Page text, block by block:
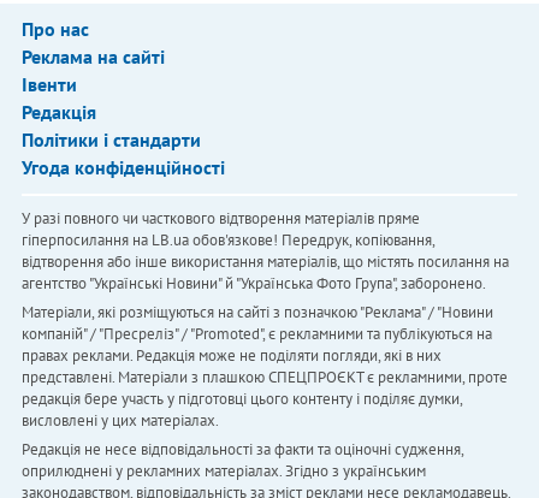
Про нас
Реклама на сайті
Івенти
Редакція
Політики і стандарти
Угода конфіденційності
У разі повного чи часткового відтворення матеріалів пряме
гіперпосилання на LB.ua обов'язкове! Передрук, копіювання,
відтворення або інше використання матеріалів, що містять посилання на
агентство "Українськi Новини" й "Українська Фото Група", заборонено.
Матеріали, які розміщуються на сайті з позначкою "Реклама" / "Новини
компаній" / "Пресреліз" / "Promoted", є рекламними та публікуються на
правах реклами. Редакція може не поділяти погляди, які в них
представлені. Матеріали з плашкою СПЕЦПРОЄКТ є рекламними, проте
редакція бере участь у підготовці цього контенту і поділяє думки,
висловлені у цих матеріалах.
Редакція не несе відповідальності за факти та оціночні судження,
оприлюднені у рекламних матеріалах. Згідно з українським
законодавством, відповідальність за зміст реклами несе рекламодавець.